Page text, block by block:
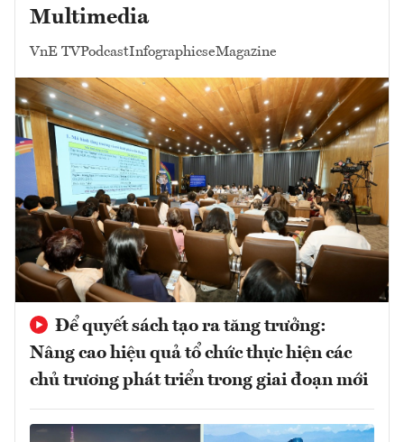
Multimedia
VnE TVPodcastInfographicseMagazine
Để quyết sách tạo ra tăng trưởng:
Nâng cao hiệu quả tổ chức thực hiện các
chủ trương phát triển trong giai đoạn mới